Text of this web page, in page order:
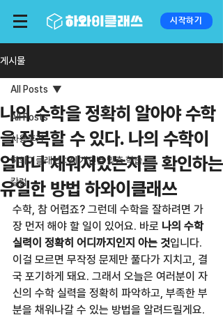
시작하기
게시물
All Posts
사용후기
하와이클래쓰 :: AI 개인별 맞춤 학습
칼럼
All Posts
나의 수학을 정확히 알아야 수학
을 정복할 수 있다. 나의 수학이
얼마나 채워져있는지를 확인하는
유일한 방법 하와이클래쓰
수학, 참 어렵죠? 그런데 수학을 잘하려면 가
장 먼저 해야 할 일이 있어요. 바로 나의 수학
실력이 정확히 어디까지인지 아는 것입니다.
이걸 모르면 무작정 문제만 풀다가 지치고, 결
국 포기하게 돼요. 그래서 오늘은 여러분이 자
신의 수학 실력을 정확히 파악하고, 부족한 부
분을 채워나갈 수 있는 방법을 알려드릴게요.